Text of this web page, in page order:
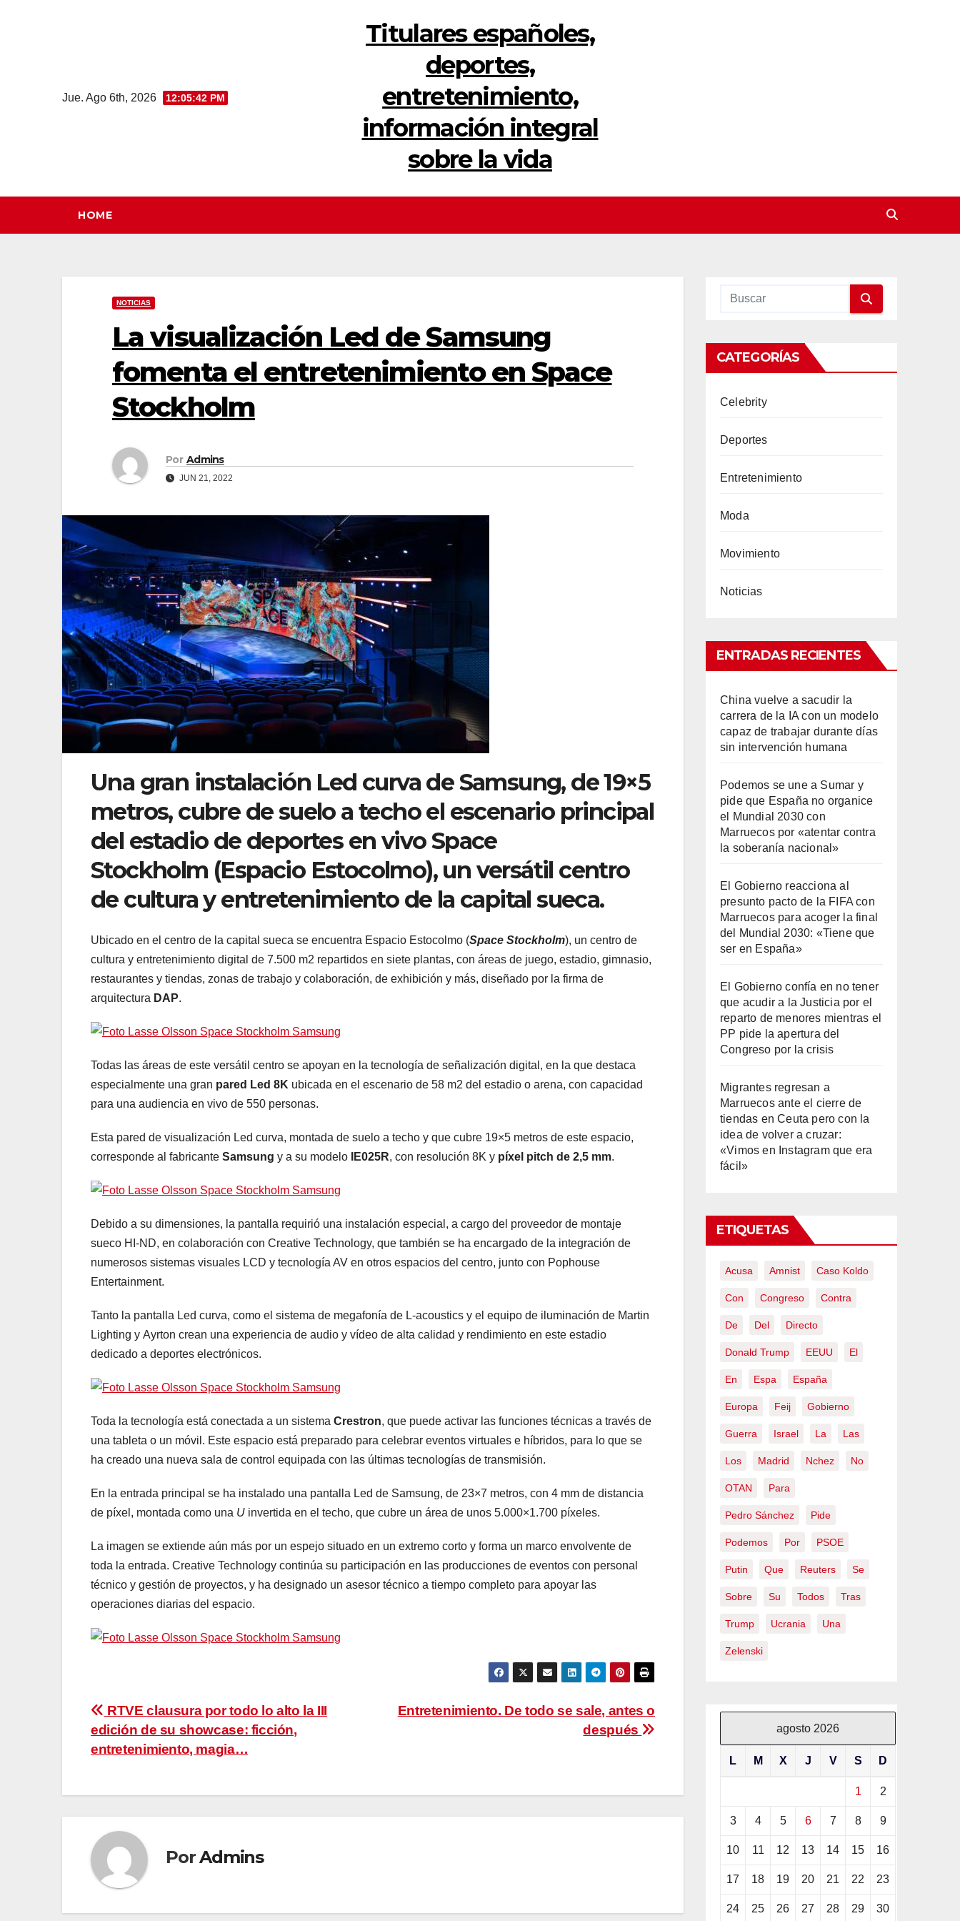
Jue. Ago 6th, 2026 12:05:43 PM
Titulares españoles,
deportes,
entretenimiento,
información integral
sobre la vida
HOME
NOTICIAS
La visualización Led de Samsung
fomenta el entretenimiento en Space
Stockholm
Por Admins
JUN 21, 2022
Una gran instalación Led curva de Samsung, de 19×5
metros, cubre de suelo a techo el escenario principal
del estadio de deportes en vivo Space
Stockholm (Espacio Estocolmo), un versátil centro
de cultura y entretenimiento de la capital sueca.
Ubicado en el centro de la capital sueca se encuentra Espacio Estocolmo (Space Stockholm), un centro de
cultura y entretenimiento digital de 7.500 m2 repartidos en siete plantas, con áreas de juego, estadio, gimnasio,
restaurantes y tiendas, zonas de trabajo y colaboración, de exhibición y más, diseñado por la firma de
arquitectura DAP.
Todas las áreas de este versátil centro se apoyan en la tecnología de señalización digital, en la que destaca
especialmente una gran pared Led 8K ubicada en el escenario de 58 m2 del estadio o arena, con capacidad
para una audiencia en vivo de 550 personas.
Esta pared de visualización Led curva, montada de suelo a techo y que cubre 19×5 metros de este espacio,
corresponde al fabricante Samsung y a su modelo IE025R, con resolución 8K y píxel pitch de 2,5 mm.
Debido a su dimensiones, la pantalla requirió una instalación especial, a cargo del proveedor de montaje
sueco HI-ND, en colaboración con Creative Technology, que también se ha encargado de la integración de
numerosos sistemas visuales LCD y tecnología AV en otros espacios del centro, junto con Pophouse
Entertainment.
Tanto la pantalla Led curva, como el sistema de megafonía de L-acoustics y el equipo de iluminación de Martin
Lighting y Ayrton crean una experiencia de audio y vídeo de alta calidad y rendimiento en este estadio
dedicado a deportes electrónicos.
Toda la tecnología está conectada a un sistema Crestron, que puede activar las funciones técnicas a través de
una tableta o un móvil. Este espacio está preparado para celebrar eventos virtuales e híbridos, para lo que se
ha creado una nueva sala de control equipada con las últimas tecnologías de transmisión.
En la entrada principal se ha instalado una pantalla Led de Samsung, de 23×7 metros, con 4 mm de distancia
de píxel, montada como una U invertida en el techo, que cubre un área de unos 5.000×1.700 píxeles.
La imagen se extiende aún más por un espejo situado en un extremo corto y forma un marco envolvente de
toda la entrada. Creative Technology continúa su participación en las producciones de eventos con personal
técnico y gestión de proyectos, y ha designado un asesor técnico a tiempo completo para apoyar las
operaciones diarias del espacio.
Navegación
de
Entretenimiento. De todo se sale, antes o
después
RTVE clausura por todo lo alto la III
edición de su showcase: ficción,
entretenimiento, magia…
PorAdmins
CATEGORÍAS
Celebrity
Deportes
Entretenimiento
Moda
Movimiento
Noticias
ENTRADAS RECIENTES
China vuelve a sacudir la
carrera de la IA con un modelo
capaz de trabajar durante días
sin intervención humana
Podemos se une a Sumar y
pide que España no organice
el Mundial 2030 con
Marruecos por «atentar contra
la soberanía nacional»
El Gobierno reacciona al
presunto pacto de la FIFA con
Marruecos para acoger la final
del Mundial 2030: «Tiene que
ser en España»
El Gobierno confía en no tener
que acudir a la Justicia por el
reparto de menores mientras el
PP pide la apertura del
Congreso por la crisis
Migrantes regresan a
Marruecos ante el cierre de
tiendas en Ceuta pero con la
idea de volver a cruzar:
«Vimos en Instagram que era
fácil»
ETIQUETAS
Acusa Amnist Caso Koldo
Con Congreso Contra
De Del Directo
Donald Trump EEUU El
En Espa España
Europa Feij Gobierno
Guerra Israel La Las
Los Madrid Nchez No
OTAN Para
Pedro Sánchez Pide
Podemos Por PSOE
Putin Que Reuters Se
Sobre Su Todos Tras
Trump Ucrania Una
Zelenski
agosto 2026
L M X J V S D
1 2
3 4 5 6 7 8 9
10 11 12 13 14 15 16
17 18 19 20 21 22 23
24 25 26 27 28 29 30